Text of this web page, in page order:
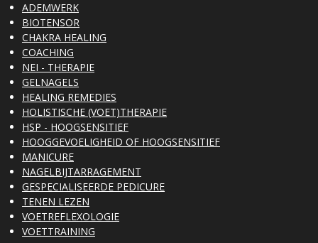
ADEMWERK
BIOTENSOR
CHAKRA HEALING
COACHING
NEI - THERAPIE
GELNAGELS
HEALING REMEDIES
HOLISTISCHE (VOET)THERAPIE
HSP - HOOGSENSITIEF
HOOGGEVOELIGHEID OF HOOGSENSITIEF
MANICURE
NAGELBIJTARRAGEMENT
GESPECIALISEERDE PEDICURE
TENEN LEZEN
VOETREFLEXOLOGIE
VOETTRAINING